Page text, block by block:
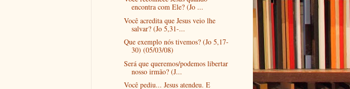
encontra com Ele? (Jo ...
Você acredita que Jesus veio lhe
salvar? (Jo 5,31-...
Que exemplo nós tivemos? (Jo 5,17-
30) (05/03/08)
Será que queremos/podemos libertar
nosso irmão? (J...
Você pediu... Jesus atendeu. E